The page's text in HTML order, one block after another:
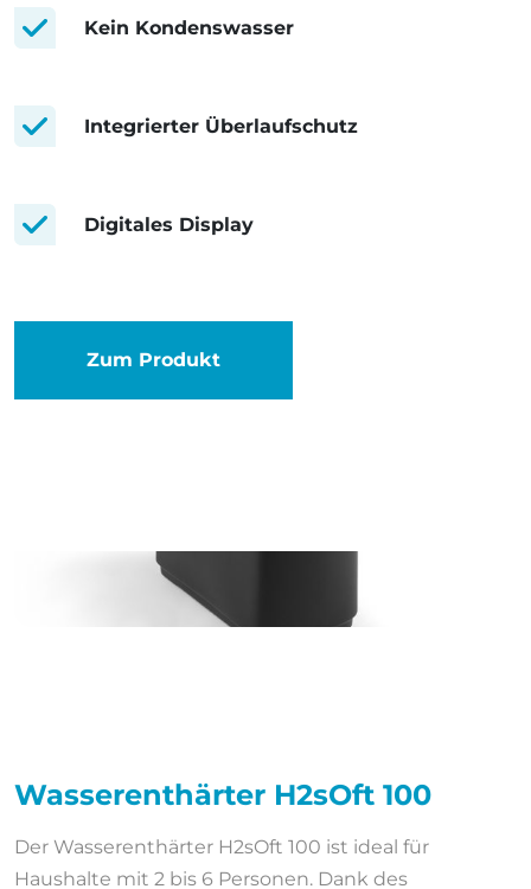
Kein Kondenswasser
Integrierter Überlaufschutz
Digitales Display
Zum Produkt
Wasserenthärter H2sOft 100
Der Wasserenthärter H2sOft 100 ist ideal für
Haushalte mit 2 bis 6 Personen. Dank des